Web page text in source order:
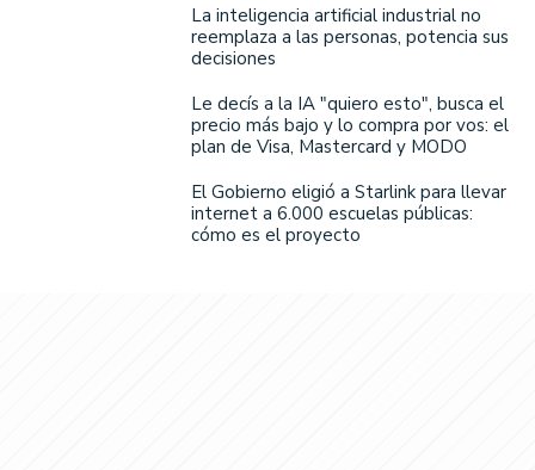
La inteligencia artificial industrial no
reemplaza a las personas, potencia sus
decisiones
Le decís a la IA "quiero esto", busca el
precio más bajo y lo compra por vos: el
plan de Visa, Mastercard y MODO
El Gobierno eligió a Starlink para llevar
internet a 6.000 escuelas públicas:
cómo es el proyecto